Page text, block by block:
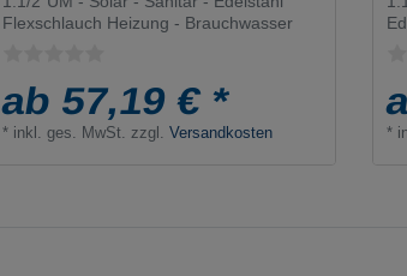
Flexschlauch Heizung - Brauchwasser
ab 57,19 € *
* inkl. ges. MwSt. zzgl.Versandkosten *